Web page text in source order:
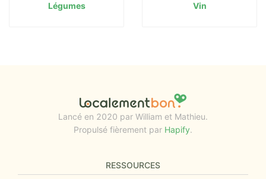
Légumes Vin
Lancé en 2020 par William et Mathieu.
Propulsé fièrement par Hapify.
RESSOURCES